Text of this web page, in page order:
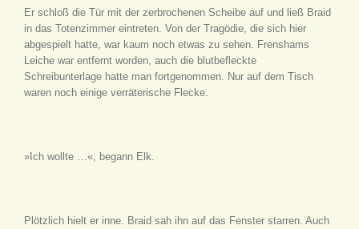
Er schloß die Tür mit der zerbrochenen Scheibe auf und ließ Braid
in das Totenzimmer eintreten. Von der Tragödie, die sich hier
abgespielt hatte, war kaum noch etwas zu sehen. Frenshams
Leiche war entfernt worden, auch die blutbefleckte
Schreibunterlage hatte man fortgenommen. Nur auf dem Tisch
waren noch einige verräterische Flecke.
»Ich wollte …«, begann Elk.
Plötzlich hielt er inne. Braid sah ihn auf das Fenster starren. Auch